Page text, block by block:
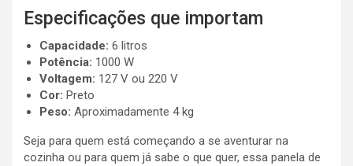
Especificações que importam
Capacidade: 6 litros
Potência: 1000 W
Voltagem: 127 V ou 220 V
Cor: Preto
Peso: Aproximadamente 4 kg
Seja para quem está começando a se aventurar na
cozinha ou para quem já sabe o que quer, essa panela de